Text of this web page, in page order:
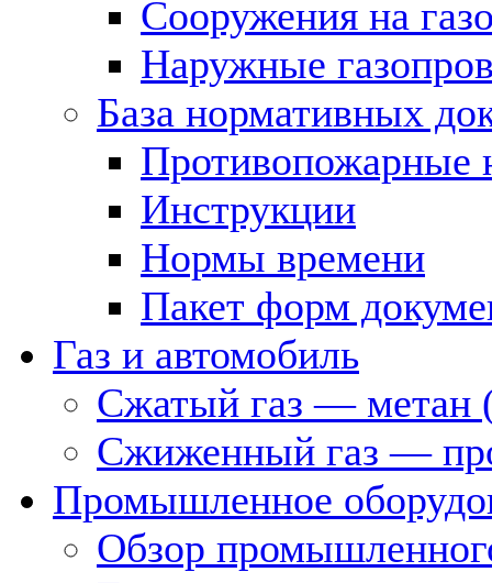
Сооружения на
Наружные
База нормативных
Противопожарные
Инструкции
Нормы времени
Пакет форм
Газ и автомобиль
Сжатый газ — метан
Сжиженный газ —
Промышленное
Обзор